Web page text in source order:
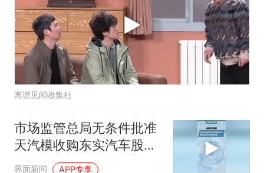
离谱见闻收集社
市场监管总局无条件批准
天汽模收购东实汽车股权
案
界面新闻 APP专享